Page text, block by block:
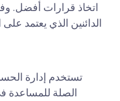
اتخاذ قرارات أفضل.
الدائنين الذي يعتمد
تستخدم إدارة
الصلة